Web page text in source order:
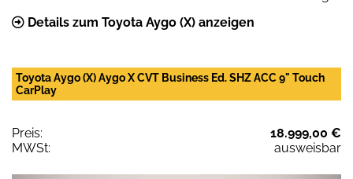
Details zum Toyota Aygo (X) anzeigen
Toyota Aygo (X) Aygo X CVT Business Ed. SHZ ACC 9" Touch
CarPlay
Preis:
18.999,00 €
MWSt:
ausweisbar